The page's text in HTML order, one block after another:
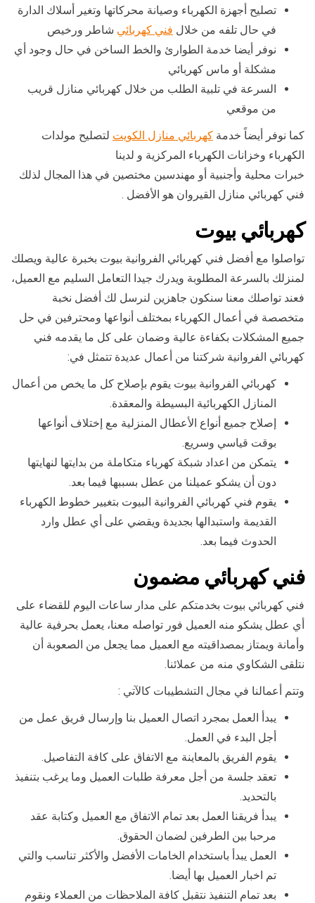
تصليح أجهزة الكهرباء وصيانة محركاتها وتغير أسلاك الدارة
في حال تلفه من خلال فني كهربائي شاطر ورخيص
نوفر أيضا خدمة الطوارئ والخط الساخن في حال وجود أي
مشكلة أو ماس كهربائي
السرعة في تلبية الطلب من خلال كهربائي منازل قريب
من موقعي
كما نوفر أيضاً خدمة كهربائي منازل الكويت لتصليح مولدات
الكهرباء وخزانات الكهرباء المركزية و لدينا
خبرات محلية وأجنبية أو مهندسين مختصين في هذا المجال لذلك
فني كهربائي منازل القيروان هو الأفضل .
كهربائي بيوت
تواصلوا مع أفضل فني كهربائي الفروانية بيوت بخبرة عالية ويصلك
لمنزلك بالسرعة المطلوبة ويدرك جيدا التعامل السليم مع العميل،
فعند تواصلك معنا سنكون جاهزين لنرسل لك أفضل نخبة
متخصصة في أعمال الكهرباء بمختلف أنواعها ومحترفين في حل
جميع المشكلات بكفاءة عالية وضمان على كل ما يقدمه فني
كهربائي الفروانية شركتنا من أعمال عديدة تتمثل في:
كهربائي الفروانية بيوت يقوم بإصلاح كل ما يخص من أعمال
المنازل الكهربائية البسيطة والمعقدة.
إصلاح جميع أنواع الأعطال المنزلية مع إختلاف أنواعها
بوقت قياسي وسريع.
يتمكن من اعداد شبكة كهرباء متكاملة من بدايتها لنهايتها
دون أن يشكو عميلنا من عطل بسببها فيما بعد.
يقوم فني كهربائي الفروانية البيوت بتغيير خطوط الكهرباء
القديمة واستبدالها بجديدة ويقضي على أي عطل وارد
الحدوث فيما بعد.
فني كهربائي مضمون
فني كهربائي بيوت بخدمتكم على مدار ساعات اليوم للقضاء على
أي عطل يشكو منه العميل فور تواصله معنا، يعمل بحرفية عالية
وأمانة ويمتاز بمصداقيته مع العميل مما يجعل من الصعوبة أن
نتلقى الشكاوي منه من عملائنا.
وتتم أعمالنا في مجال التشطيبات كالآتي :
يبدأ العمل بمجرد اتصال العميل بنا وإرسال فريق عمل من
أجل البدء في العمل.
يقوم الفريق بالمعاينة مع الاتفاق على كافة التفاصيل.
تعقد جلسة من أجل معرفة طلبات العميل وما يرغب بتنفيذ
بالتحديد.
يبدأ فريقنا العمل بعد تمام الاتفاق مع العميل وكتابة عقد
مرحبا بين الطرفين لضمان الحقوق.
العمل يبدأ باستخدام الخامات الأفضل والأكثر تناسب والتي
تم اخبار العميل بها أيضا.
بعد تمام التنفيذ نتقبل كافة الملاحظات من العملاء ونقوم